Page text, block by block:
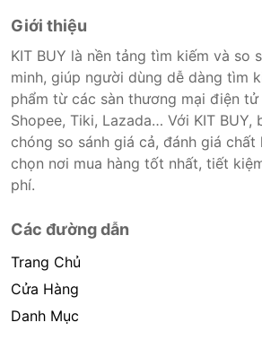
Giới thiệu
KIT BUY là nền tảng tìm kiếm và so
minh, giúp người dùng dễ dàng tìm
phẩm từ các sàn thương mại điện tử
Shopee, Tiki, Lazada… Với KIT BUY,
chóng so sánh giá cả, đánh giá chất
chọn nơi mua hàng tốt nhất, tiết
phí.
Các đường dẫn
Trang Chủ
Cửa Hàng
Danh Mục